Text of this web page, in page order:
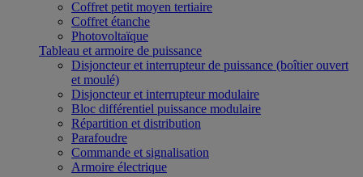
Coffret petit moyen tertiaire
Coffret étanche
Photovoltaïque
Tableau et armoire de puissance
Disjoncteur et interrupteur de puissance (boîtier ouvert
et moulé)
Disjoncteur et interrupteur modulaire
Bloc différentiel puissance modulaire
Répartition et distribution
Parafoudre
Commande et signalisation
Armoire électrique